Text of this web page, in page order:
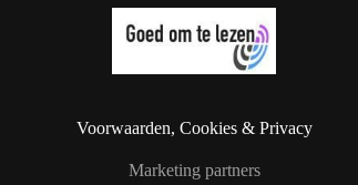
Voorwaarden, Cookies & Privacy
Marketing partners